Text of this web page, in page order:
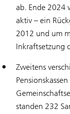
ab. Ende 2024
aktiv – ein
2012 und um
Inkraftsetzung
Zweitens
standen 232